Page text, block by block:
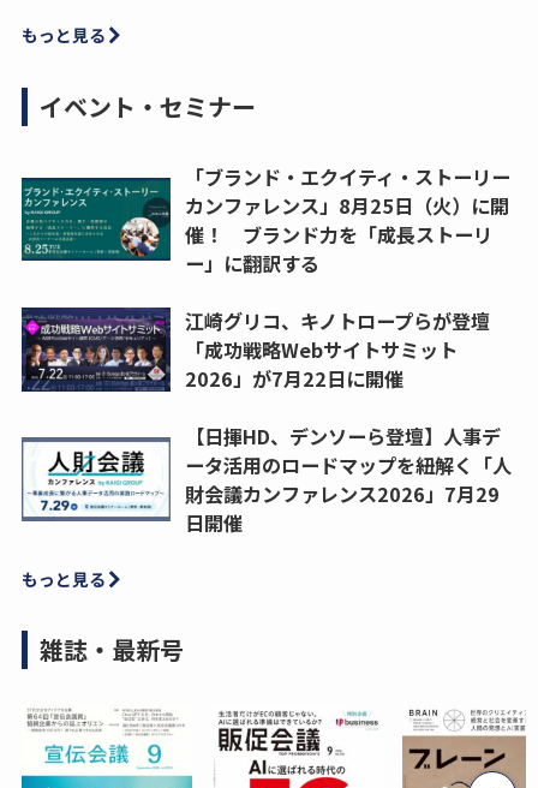
もっと見る
イベント・セミナー
「ブランド・エクイティ・ストーリー
カンファレンス」8月25日（火）に開
催！ ブランド力を「成長ストーリ
ー」に翻訳する
江崎グリコ、キノトロープらが登壇
「成功戦略Webサイトサミット
2026」が7月22日に開催
【日揮HD、デンソーら登壇】人事デ
ータ活用のロードマップを紐解く「人
財会議カンファレンス2026」7月29
日開催
もっと見る
雑誌・最新号